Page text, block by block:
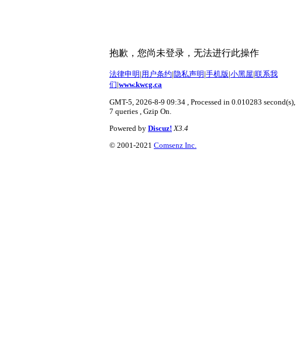
抱歉，您尚未登录，无法进行此操作
法律申明 |用户条约|隐私声明 |手机版|小黑屋|联系我
们|www.kwcg.ca
GMT-5, 2026-8-9 09:34 , Processed in 0.010283 second(s),
7 queries , Gzip On.
Powered by Discuz! X3.4
© 2001-2021 Comsenz Inc.